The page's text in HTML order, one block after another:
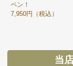
ペン！
7,950円（税込）
当